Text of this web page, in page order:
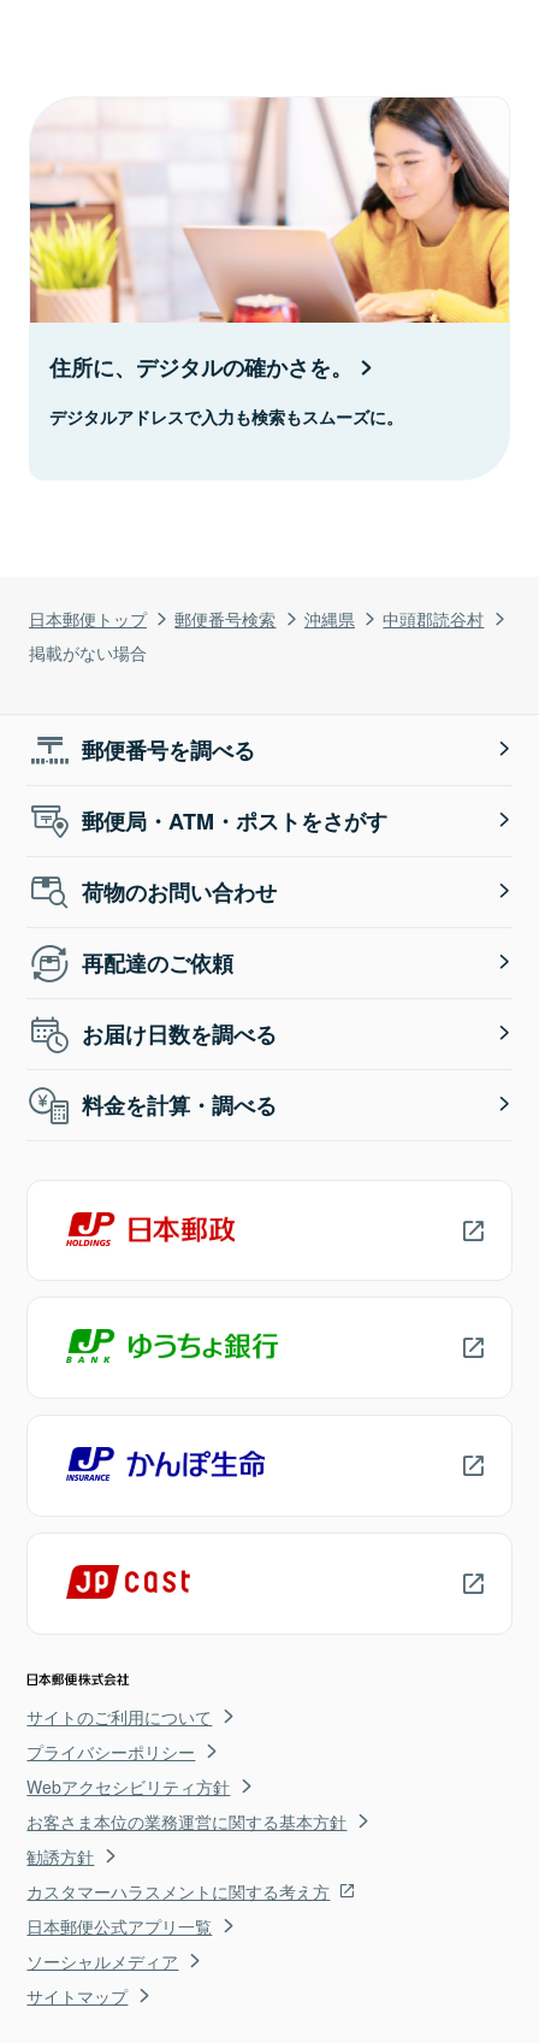
日本郵便トップ 郵便番号検索 沖縄県
中頭郡読谷村
掲載がない場合
住所に、デジタルの確かさを。
デジタルアドレスで入力も検索もスムーズに。
郵便番号を調べる
郵便局・ATM・ポストをさがす
荷物のお問い合わせ
再配達のご依頼
お届け日数を調べる
料金を計算・調べる
サイトのご利用について
プライバシーポリシー
Webアクセシビリティ方針
お客さま本位の業務運営に関する基本方針
勧誘方針
カスタマーハラスメントに関する考え方
日本郵便公式アプリ一覧
ソーシャルメディア
サイトマップ